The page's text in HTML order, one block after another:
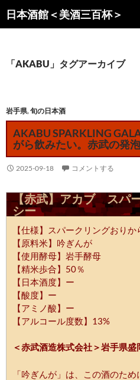
ン
キ
ッ
日本酒館＜美酒三百杯＞
索
「AKABU」タグアーカイブ
岩手県,旬の日本酒
AKABU SPARKLING
がら飲みたい。赤武の発
2025-09-18 コメントする
【赤武】アカブ スパ
シー
【仕様】スパークリングおり
【原料米】吟ぎんが
【使用酵母】岩手酵母
【精米歩合】50％
【日本酒度】ー
【酸度】ー
【アミノ酸】ー
【アルコール度数】13%
＜赤武酒造株式会社＞岩手県盛
「吟ぎんが」は、この酒のた